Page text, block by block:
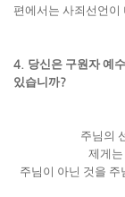
편에서는 사죄선언이
4. 당신은 구원자 예
있습니까?
주님의
제게
주님이 아닌 것을